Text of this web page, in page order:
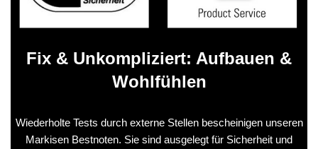
Fix & Unkompliziert: Aufbauen &
Wohlfühlen
Wiederholte Tests durch externe Stellen bescheinigen unseren
Markisen Bestnoten. Sie sind ausgelegt für Sicherheit und